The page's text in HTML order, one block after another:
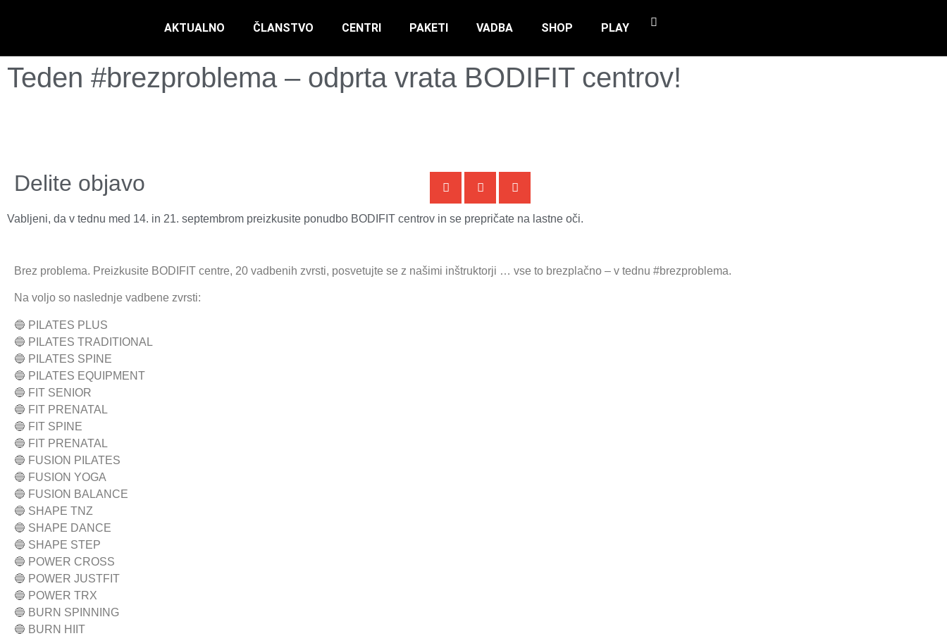
AKTUALNO ČLANSTVO CENTRI PAKETI VADBA SHOP PLAY
Teden #brezproblema – odprta vrata BODIFIT centrov!
Delite objavo
Vabljeni, da v tednu med 14. in 21. septembrom preizkusite ponudbo BODIFIT centrov in se prepričate na lastne oči.
Brez problema. Preizkusite BODIFIT centre, 20 vadbenih zvrsti, posvetujte se z našimi inštruktorji … vse to brezplačno – v tednu #brezproblema.
Na voljo so naslednje vadbene zvrsti:
🔵 PILATES PLUS
🔵 PILATES TRADITIONAL
🔵 PILATES SPINE
🔵 PILATES EQUIPMENT
🔵 FIT SENIOR
🔵 FIT PRENATAL
🔵 FIT SPINE
🔵 FIT PRENATAL
🔵 FUSION PILATES
🔵 FUSION YOGA
🔵 FUSION BALANCE
🔵 SHAPE TNZ
🔵 SHAPE DANCE
🔵 SHAPE STEP
🔵 POWER CROSS
🔵 POWER JUSTFIT
🔵 POWER TRX
🔵 BURN SPINNING
🔵 BURN HIIT